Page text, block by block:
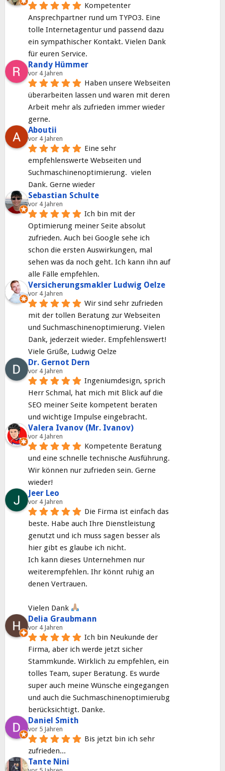
Kompetenter
Ansprechpartner rund um TYPO3. Eine
tolle Internetagentur und passend dazu
ein sympathischer Kontakt. Vielen Dank
für euren Service.
Randy Hümmer
vor 4 Jahren
Haben unsere Webseiten
überarbeiten lassen und waren mit deren
Arbeit mehr als zufrieden immer wieder
gerne.
Aboutii
vor 4 Jahren
Eine sehr
empfehlenswerte Webseiten und
Suchmaschinenoptimierung.  vielen
Dank. Gerne wieder
Sebastian Schulte
vor 4 Jahren
Ich bin mit der
Optimierung meiner Seite absolut
zufrieden. Auch bei Google sehe ich
schon die ersten Auswirkungen, mal
sehen was da noch geht. Ich kann ihn auf
alle Fälle empfehlen.
Versicherungsmakler Ludwig Oelze
vor 4 Jahren
Wir sind sehr zufrieden
mit der tollen Beratung zur Webseiten
und Suchmaschinenoptimierung. Vielen
Dank, jederzeit wieder. Empfehlenswert!
Viele Grüße, Ludwig Oelze
Dr. Gernot Dern
vor 4 Jahren
Ingeniumdesign, sprich
Herr Schmal, hat mich mit Blick auf die
SEO meiner Seite kompetent beraten
und wichtige Impulse eingebracht.
Valera Ivanov (Mr. Ivanov)
vor 4 Jahren
Kompetente Beratung
und eine schnelle technische Ausführung.
Wir können nur zufrieden sein. Gerne
wieder!
Jeer Leo
vor 4 Jahren
Die Firma ist einfach das
beste. Habe auch Ihre Dienstleistung
genutzt und ich muss sagen besser als
hier gibt es glaube ich nicht.
Ich kann dieses Unternehmen nur
weiterempfehlen. Ihr könnt ruhig an
denen Vertrauen.
Vielen Dank
Delia Graubmann
vor 4 Jahren
Ich bin Neukunde der
Firma, aber ich werde jetzt sicher
Stammkunde. Wirklich zu empfehlen, ein
tolles Team, super Beratung. Es wurde
super auch meine Wünsche eingegangen
und auch die Suchmaschinenoptimierubg
berücksichtigt. Danke.
Daniel Smith
vor 5 Jahren
Bis jetzt bin ich sehr
zufrieden...
Tante Nini